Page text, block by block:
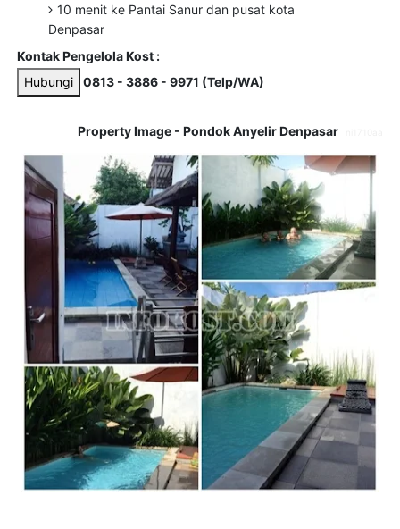
10 menit ke Pantai Sanur dan pusat kota
Denpasar
Kontak Pengelola Kost :
Hubungi
0813 - 3886 - 9971 (Telp/WA)
Property Image - Pondok Anyelir Denpasar